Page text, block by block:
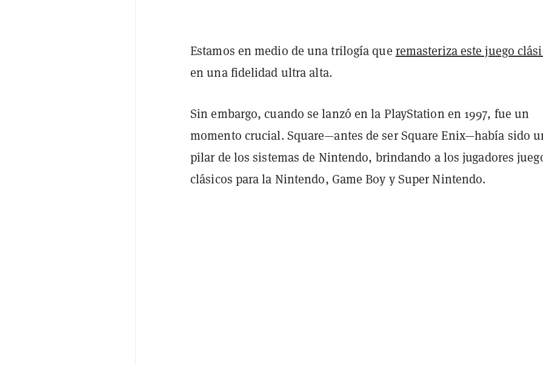
Estamos en medio de una trilogía que remasteriza este juego
en una fidelidad ultra alta.
Sin embargo, cuando se lanzó en la PlayStation en 1997, fue un
momento crucial. Square—antes de ser Square Enix—había sido
pilar de los sistemas de Nintendo, brindando a los jugadores
clásicos para la Nintendo, Game Boy y Super Nintendo.